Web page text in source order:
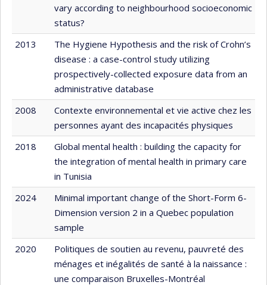
vary according to neighbourhood socioeconomic
status?
2013
The Hygiene Hypothesis and the risk of Crohn’s
disease : a case-control study utilizing
prospectively-collected exposure data from an
administrative database
2008
Contexte environnemental et vie active chez les
personnes ayant des incapacités physiques
2018
Global mental health : building the capacity for
the integration of mental health in primary care
in Tunisia
2024
Minimal important change of the Short-Form 6-
Dimension version 2 in a Quebec population
sample
2020
Politiques de soutien au revenu, pauvreté des
ménages et inégalités de santé à la naissance :
une comparaison Bruxelles-Montréal